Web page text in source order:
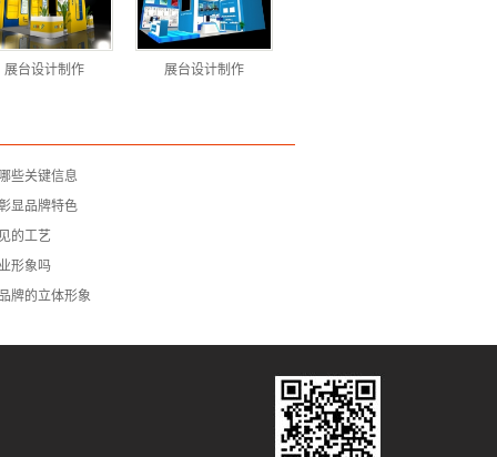
展台设计制作 展台设计制作
些关键信息
显品牌特色
的工艺
形象吗
牌的立体形象